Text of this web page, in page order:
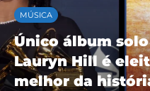
MÚSICA
Único álbum
Lauryn Hill é
melhor da